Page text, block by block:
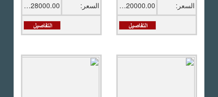
السعر:
20000.00 ج.م
السعر:
28000.00 ج.م